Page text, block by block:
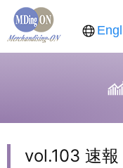
vol.103 速